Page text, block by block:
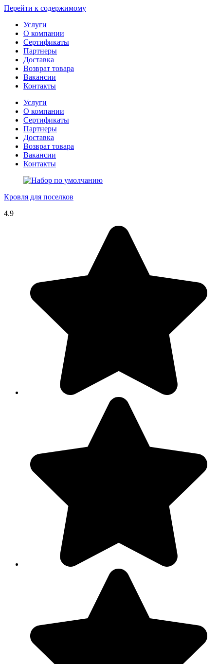
Перейти к содержимому
Услуги
О компании
Сертификаты
Партнеры
Доставка
Возврат товара
Вакансии
Контакты
Услуги
О компании
Сертификаты
Партнеры
Доставка
Возврат товара
Вакансии
Контакты
Кровля для поселков
4.9